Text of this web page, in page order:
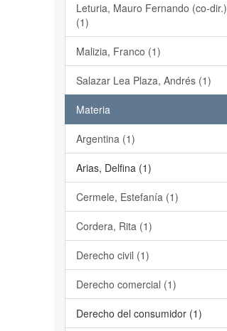
Leturia, Mauro Fernando (co-dir.)
(1)
Malizia, Franco (1)
Salazar Lea Plaza, Andrés (1)
Materia
Argentina (1)
Arias, Delfina (1)
Cermele, Estefanía (1)
Cordera, Rita (1)
Derecho civil (1)
Derecho comercial (1)
Derecho del consumidor (1)